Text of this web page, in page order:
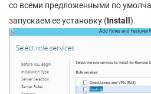
со всеми предложенными по
запускаем ее установку (Install ).